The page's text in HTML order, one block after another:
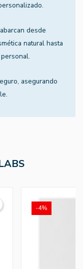
desde
natural hasta
asegurando
-4%